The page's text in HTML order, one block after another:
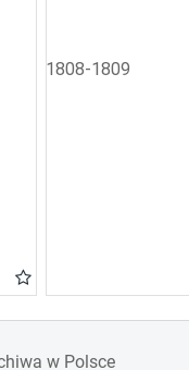
1808-1809
w Polsce